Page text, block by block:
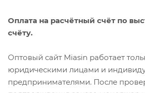
Оплата на расчётный счёт по
счёту.
Оптовый сайт Miasin работает
юридическими лицами и
предпринимателями. После